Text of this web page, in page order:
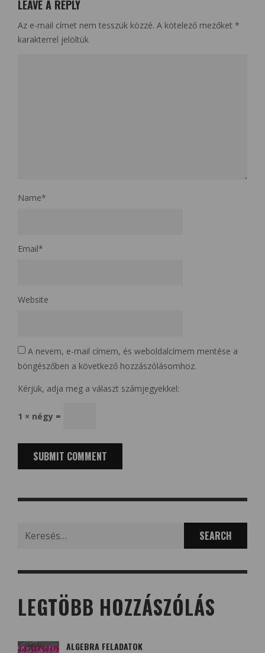
LEAVE A REPLY
Az e-mail címet nem tesszük közzé. A kötelező mezőket *
karakterrel jelöltük
Name*
Email*
Website
A nevem, e-mail címem, és weboldalcímem mentése a
böngészőben a következő hozzászólásomhoz.
Kérjük, adja meg a választ számjegyekkel:
1 × négy =
for:
LEGTÖBB HOZZÁSZÓLÁS
ALGEBRA FELADATOK